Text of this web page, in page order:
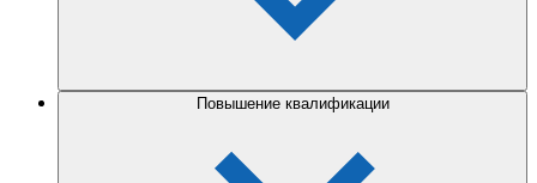
Повышение квалификации